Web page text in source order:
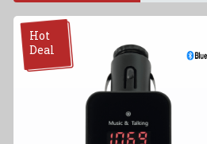
Hot
Deal